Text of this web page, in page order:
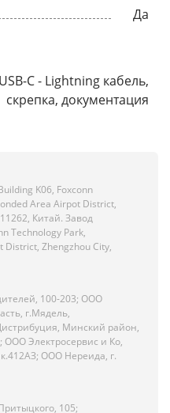
Да
USB-C - Lightning кабель,
скрепка, документация
K06, Foxconn
Area Airpot District,
Китай. Завод
Technology Park,
District, Zhengzhou City,
100-203; ООО
г.Мядель,
Минский район,
ООО Электросервис и Ко,
ООО Нереида, г.
105;